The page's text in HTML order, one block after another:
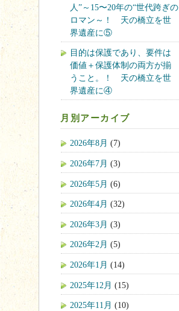
人”～15〜20年の“世代跨ぎの
ロマン～！ 天の橋立を世
界遺産に⑤
目的は保護であり、要件は
価値＋保護体制の両方が揃
うこと。！ 天の橋立を世
界遺産に④
月別アーカイブ
2026年8月 (7)
2026年7月 (3)
2026年5月 (6)
2026年4月 (32)
2026年3月 (3)
2026年2月 (5)
2026年1月 (14)
2025年12月 (15)
2025年11月 (10)